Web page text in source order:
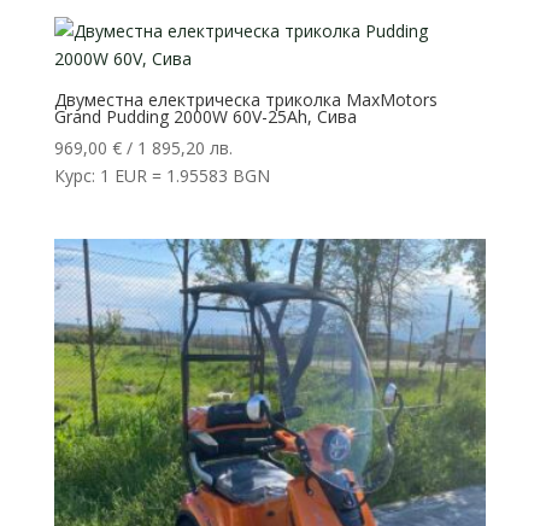
Двуместна електрическа триколка MaxMotors
Grand Pudding 2000W 60V-25Ah, Сива
969,00 €/ 1 895,20 лв.
Курс: 1 EUR = 1.95583 BGN